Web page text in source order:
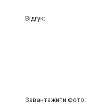
Відгук:
Завантажити фото: